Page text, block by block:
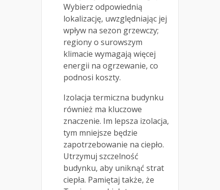
Wybierz odpowiednią
lokalizację, uwzględniając jej
wpływ na sezon grzewczy;
regiony o surowszym
klimacie wymagają więcej
energii na ogrzewanie, co
podnosi koszty.
Izolacja termiczna budynku
również ma kluczowe
znaczenie. Im lepsza izolacja,
tym mniejsze będzie
zapotrzebowanie na ciepło.
Utrzymuj szczelność
budynku, aby uniknąć strat
ciepła. Pamiętaj także, że